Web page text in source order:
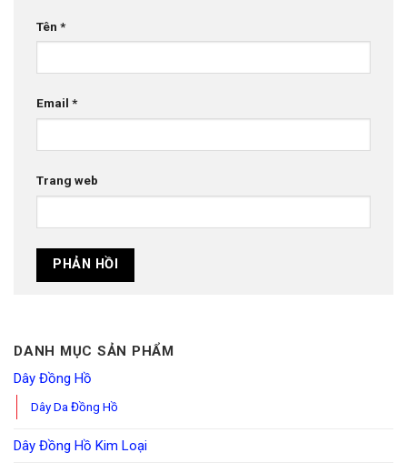
Tên *
Email *
Trang web
DANH MỤC SẢN PHẨM
Dây Đồng Hồ
Dây Da Đồng Hồ
Dây Đồng Hồ Kim Loại